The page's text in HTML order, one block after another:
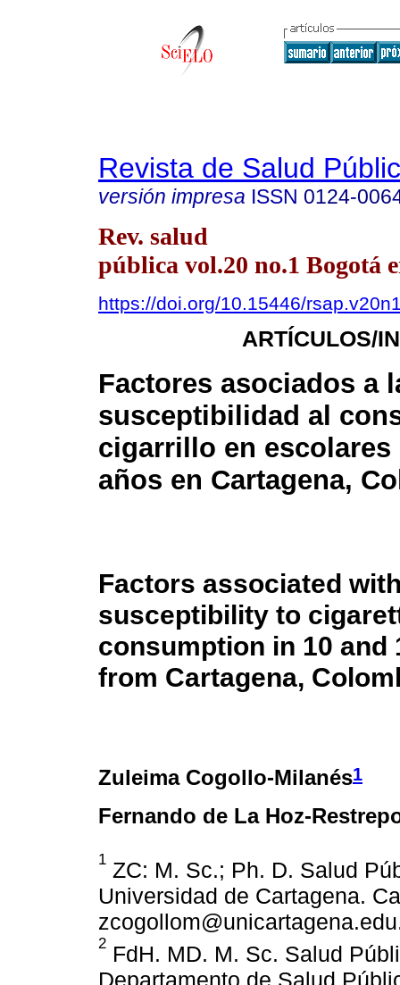
Revista de Salud
versión impresa ISSN 0124-
Rev. salud
pública vol.20 no.1 Bogotá
https://doi.org/10.15446/
ARTÍCULOS/
Factores asociados a
susceptibilidad al
cigarrillo en escolares
años en Cartagena,
Factors associated
susceptibility to
consumption in 10 and
from Cartagena,
Zuleima Cogollo-Milanés1
Fernando de La Hoz-
1 ZC: M. Sc.; Ph. D. Salud
Universidad de Cartagena.
2 FdH. MD. M. Sc. Salud
Departamento de Salud